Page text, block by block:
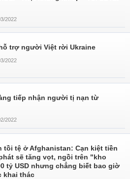
2022
trợ người Việt rời Ukraine
2022
tiếp nhận người tị nạn từ
2022
tồi tệ ở Afghanistan: Cạn kiệt tiền
sẽ tăng vọt, ngồi trên "kho
tỷ USD nhưng chẳng biết bao giờ
khai thác